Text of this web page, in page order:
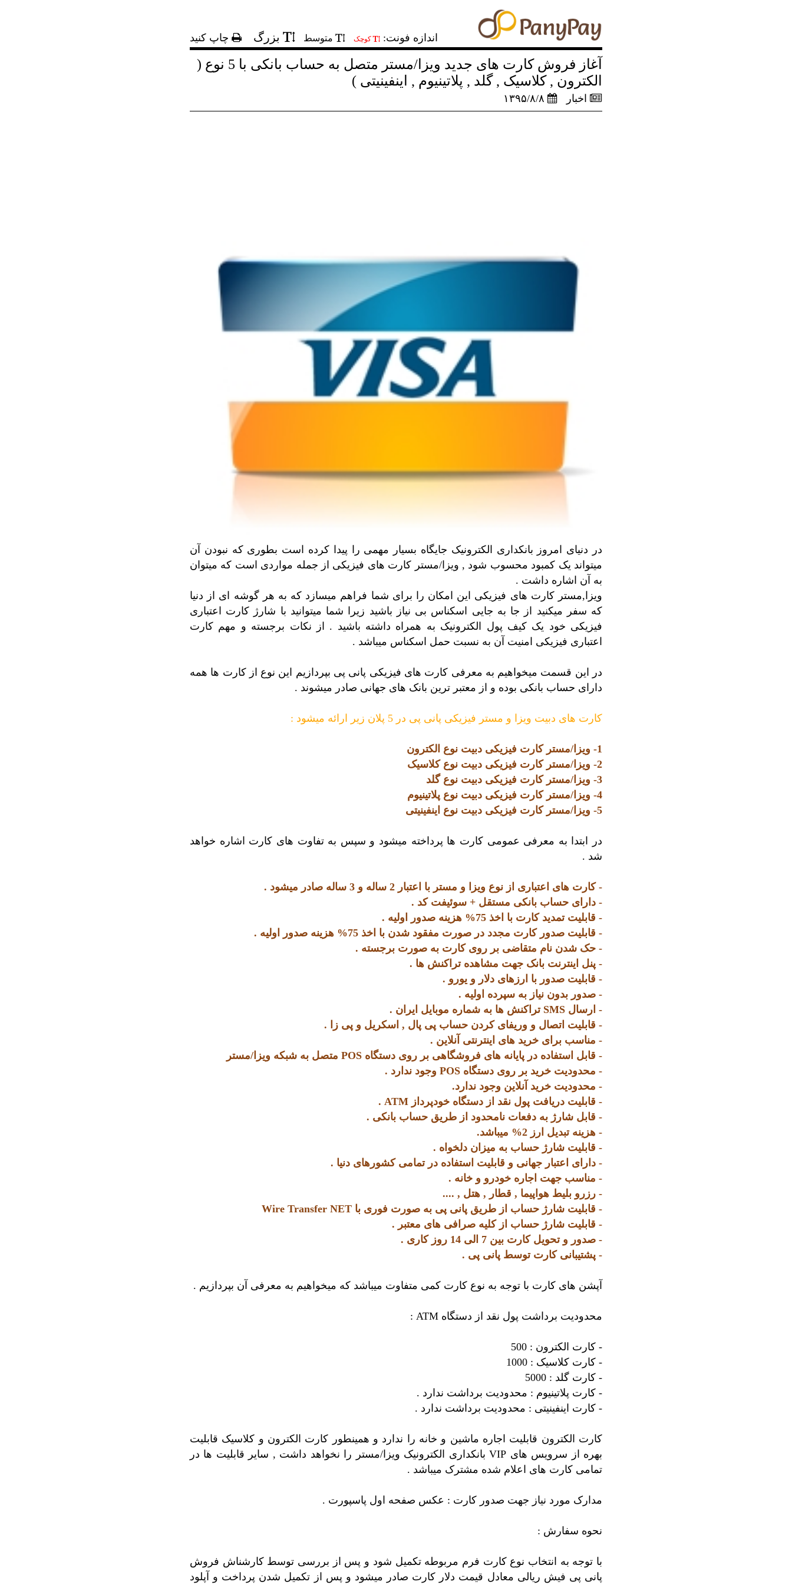
اندازه فونت: کوچک متوسط بزرگ چاپ کنید
آغاز فروش کارت های جدید ویزا/مستر متصل به حساب بانکی با 5 نوع (
الکترون , کلاسیک , گلد , پلاتینیوم , اینفینیتی )
اخبار ۱۳۹۵/۸/۸
در دنیای امروز بانکداری الکترونیک جایگاه بسیار مهمی را پیدا کرده است بطوری که نبودن آن
میتواند یک کمبود محسوب شود , ویزا/مستر کارت های فیزیکی از جمله مواردی است که میتوان
به آن اشاره داشت .
ویزا,مستر کارت های فیزیکی این امکان را برای شما فراهم میسازد که به هر گوشه ای از دنیا
که سفر میکنید از جا به جایی اسکناس بی نیاز باشید زیرا شما میتوانید با شارژ کارت اعتباری
فیزیکی خود یک کیف پول الکترونیک به همراه داشته باشید . از نکات برجسته و مهم کارت
اعتباری فیزیکی امنیت آن به نسبت حمل اسکناس میباشد .
در این قسمت میخواهیم به معرفی کارت های فیزیکی پانی پی بپردازیم این نوع از کارت ها همه
دارای حساب بانکی بوده و از معتبر ترین بانک های جهانی صادر میشوند .
کارت های دبیت ویزا و مستر فیزیکی پانی پی در 5 پلان زیر ارائه میشود :
1- ویزا/مستر کارت فیزیکی دبیت نوع الکترون
2- ویزا/مستر کارت فیزیکی دبیت نوع کلاسیک
3- ویزا/مستر کارت فیزیکی دبیت نوع گلد
4- ویزا/مستر کارت فیزیکی دبیت نوع پلاتینیوم
5- ویزا/مستر کارت فیزیکی دبیت نوع اینفینیتی
در ابتدا به معرفی عمومی کارت ها پرداخته میشود و سپس به تفاوت های کارت اشاره خواهد
شد .
- کارت های اعتباری از نوع ویزا و مستر با اعتبار 2 ساله و 3 ساله صادر میشود .
- دارای حساب بانکی مستقل + سوئیفت کد .
- قابلیت تمدید کارت با اخذ 75% هزینه صدور اولیه .
- قابلیت صدور کارت مجدد در صورت مفقود شدن با اخذ 75% هزینه صدور اولیه .
- حک شدن نام متقاضی بر روی کارت به صورت برجسته .
- پنل اینترنت بانک جهت مشاهده تراکنش ها .
- قابلیت صدور با ارزهای دلار و یورو .
- صدور بدون نیاز به سپرده اولیه .
- ارسال SMS تراکنش ها به شماره موبایل ایران .
- قابلیت اتصال و وریفای کردن حساب پی پال , اسکریل و پی زا .
- مناسب برای خرید های اینترنتی آنلاین .
- قابل استفاده در پایانه های فروشگاهی بر روی دستگاه POS متصل به شبکه ویزا/مستر
- محدودیت خرید بر روی دستگاه POS وجود ندارد .
- محدودیت خرید آنلاین وجود ندارد.
- قابلیت دریافت پول نقد از دستگاه خودپرداز ATM .
- قابل شارژ به دفعات نامحدود از طریق حساب بانکی .
- هزینه تبدیل ارز 2% میباشد.
- قابلیت شارژ حساب به میزان دلخواه .
- دارای اعتبار جهانی و قابلیت استفاده در تمامی کشورهای دنیا .
- مناسب جهت اجاره خودرو و خانه .
- رزرو بلیط هواپیما , قطار , هتل , ....
- قابلیت شارژ حساب از طریق پانی پی به صورت فوری با Wire Transfer NET
- قابلیت شارژ حساب از کلیه صرافی های معتبر .
- صدور و تحویل کارت بین 7 الی 14 روز کاری .
- پشتیبانی کارت توسط پانی پی .
آپشن های کارت با توجه به نوع کارت کمی متفاوت میباشد که میخواهیم به معرفی آن بپردازیم .
محدودیت برداشت پول نقد از دستگاه ATM :
- کارت الکترون : 500
- کارت کلاسیک : 1000
- کارت گلد : 5000
- کارت پلاتینیوم : محدودیت برداشت ندارد .
- کارت اینفینیتی : محدودیت برداشت ندارد .
کارت الکترون قابلیت اجاره ماشین و خانه را ندارد و همینطور کارت الکترون و کلاسیک قابلیت
بهره از سرویس های VIP بانکداری الکترونیک ویزا/مستر را نخواهد داشت , سایر قابلیت ها در
تمامی کارت های اعلام شده مشترک میباشد .
مدارک مورد نیاز جهت صدور کارت : عکس صفحه اول پاسپورت .
نحوه سفارش :
با توجه به انتخاب نوع کارت فرم مربوطه تکمیل شود و پس از بررسی توسط کارشناش فروش
پانی پی فیش ریالی معادل قیمت دلار کارت صادر میشود و پس از تکمیل شدن پرداخت و آپلود